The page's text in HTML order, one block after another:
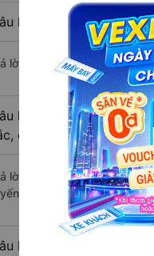
hỏi: Nhà xe đi Bến xe
lời: Chuyến xe có giờ xuất
hỏi: Review xe đi
cao cấp nhất?
lời: Tạm thời chưa đủ
đường này có chất
hỏi: Có loại xe Bỉm